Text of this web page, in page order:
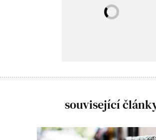
související